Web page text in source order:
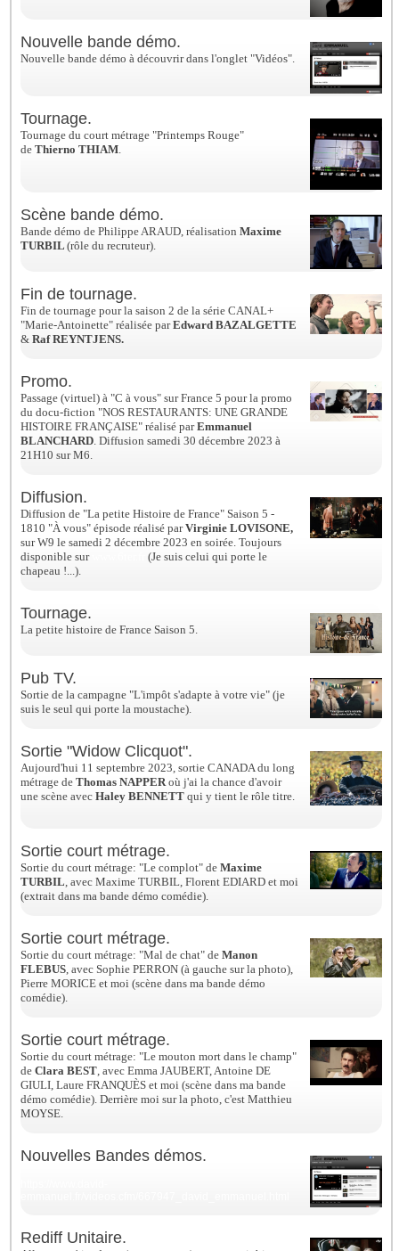
Nouvelle bande démo.
Nouvelle bande démo à découvrir dans l'onglet "Vidéos".
Tournage.
Tournage du court métrage "Printemps Rouge"
deThierno THIAM
Scène bande démo.
Bande démo de Philippe ARAUD, réalisationMaxime
TURBIL(rôle du recruteur).
Fin de tournage.
Fin de tournage pour la saison 2 de la série CANAL+
"Marie-Antoinette" réalisée parEdward BAZALGETTE
& Raf REYNTJENS.
Promo.
Passage (virtuel) à "C à vous" sur France 5 pour la promo
du docu-fiction "NOS RESTAURANTS: UNE GRANDE
HISTOIRE FRANÇAISE" réalisé parEmmanuel
BLANCHARD. Diffusion samedi 30 décembre 2023 à
21H10 sur M6.
Diffusion.
Diffusion de "La petite Histoire de France" Saison 5 -
1810 "À vous" épisode réalisé parVirginie LOVISONE,
sur W9 le samedi 2 décembre 2023 en soirée. Toujours
disponible sur
(Je suis celui qui porte le
chapeau !...).
Tournage.
La petite histoire de France Saison 5.
Pub TV.
Sortie de la campagne "L'impôt s'adapte à votre vie" (je
suis le seul qui porte la moustache).
Sortie "Widow Clicquot".
Aujourd'hui 11 septembre 2023, sortie CANADA du long
métrage deThomas NAPPERoù j'ai la chance d'avoir
une scène avecHaley BENNETTqui y tient le rôle titre.
Sortie court métrage.
Sortie du court métrage: "Le complot" deMaxime
TURBIL, avec Maxime TURBIL, Florent EDIARD et moi
(extrait dans ma bande démo comédie).
Sortie court métrage.
Sortie du court métrage: "Mal de chat" deManon
FLEBUS, avecSophie PERRON (à gauche sur la photo),
Pierre MORICE et moi (scène dans ma bande démo
comédie).
Sortie court métrage.
Sortie du court métrage: "Le mouton mort dans le champ"
deClara BEST, avec Emma JAUBERT, Antoine DE
GIULI, Laure FRANQUÈS et moi(scène dans ma bande
démo comédie). Derrière moi sur la photo, c'est Matthieu
MOYSE.
Nouvelles Bandes démos.
Rediff Unitaire.